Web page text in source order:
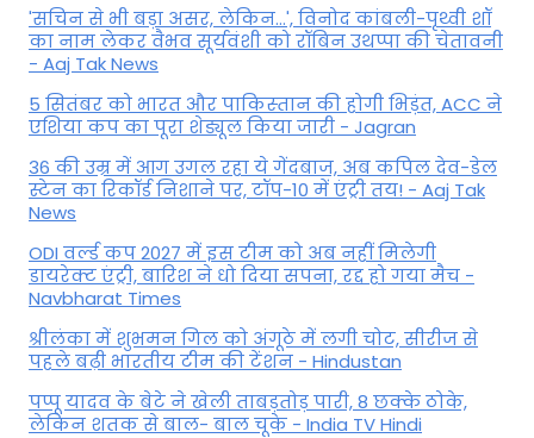
'सचिन से भी बड़ा असर, लेकिन...', व‍िनोद कांबली-पृथ्वी शॉ
का नाम लेकर वैभव सूर्यवंशी को रॉबिन उथप्पा की चेतावनी
- Aaj Tak News
5 सितंबर को भारत और पाकिस्‍तान की होगी भिड़ंत, ACC ने
एशिया कप का पूरा शेड्यूल किया जारी - Jagran
36 की उम्र में आग उगल रहा ये गेंदबाज, अब कपिल देव-डेल
स्टेन का रिकॉर्ड निशाने पर, टॉप-10 में एंट्री तय! - Aaj Tak
News
ODI वर्ल्ड कप 2027 में इस टीम को अब नहीं मिलेगी
डायरेक्ट एंट्री, बारिश ने धो दिया सपना, रद्द हो गया मैच -
Navbharat Times
श्रीलंका में शुभमन गिल को अंगूठे में लगी चोट, सीरीज से
पहले बढ़ी भारतीय टीम की टेंशन - Hindustan
पप्पू यादव के बेटे ने खेली ताबड़तोड़ पारी, 8 छक्के ठोके,
लेकिन शतक से बाल- बाल चूके - India TV Hindi